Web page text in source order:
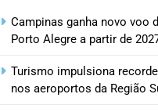
Campinas ganha novo voo
Porto Alegre a partir de
Turismo impulsiona
nos aeroportos da Região